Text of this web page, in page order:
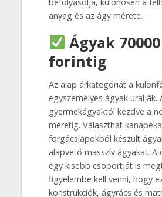
anyag és az ágy mérete.
Ágyak 70000
forintig
Az alap árkategóriát a
egyszemélyes ágyak uralják.
gyermekágyaktól kezdve a
méretig. Választhat
forgácslapokból készült
alapvető masszív ágyakat. A
egy kisebb csoportját is
figyelembe kell venni, hogy
konstrukciók, ágyrács és